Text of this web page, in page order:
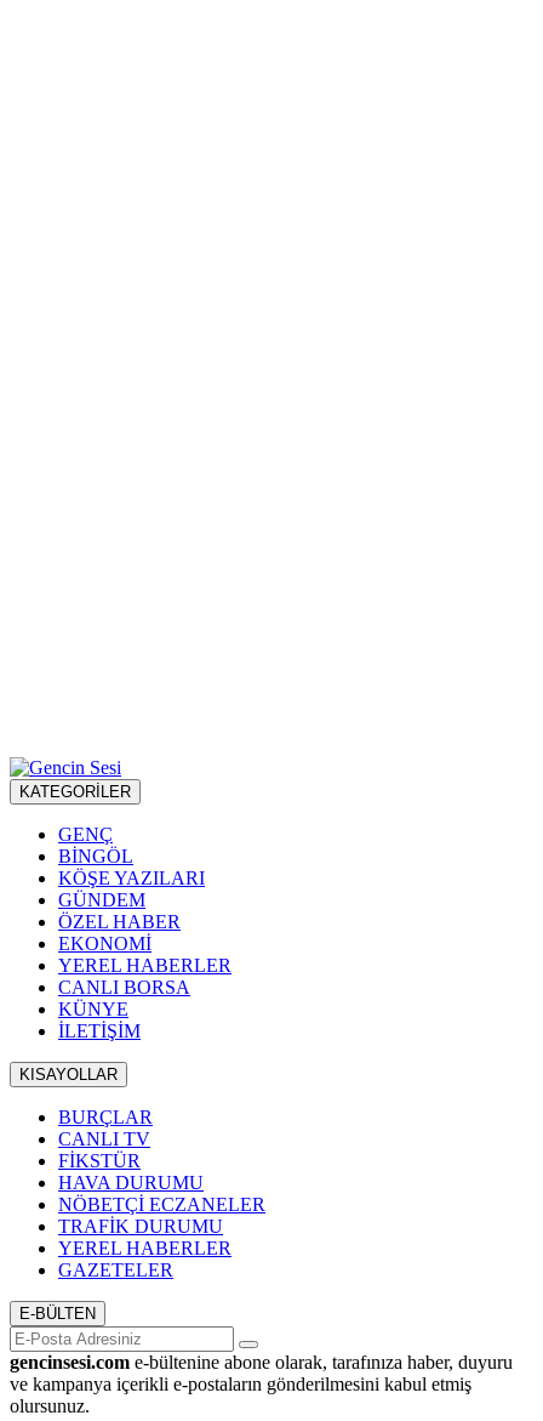
KATEGORİLER
GENÇ
BİNGÖL
KÖŞE YAZILARI
GÜNDEM
ÖZEL HABER
EKONOMİ
YEREL HABERLER
CANLI BORSA
KÜNYE
İLETİŞİM
KISAYOLLAR
BURÇLAR
CANLI TV
FİKSTÜR
HAVA DURUMU
NÖBETÇİ ECZANELER
TRAFİK DURUMU
YEREL HABERLER
GAZETELER
E-BÜLTEN
gencinsesi.com e-bültenine abone olarak, tarafınıza haber, duyuru
ve kampanya içerikli e-postaların gönderilmesini kabul etmiş
olursunuz.